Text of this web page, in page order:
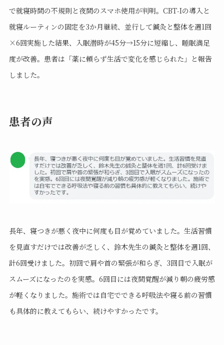
で就寝時間の不規則と夜間のスマホ使用が判明。CBT‑Iの導入と
就寝ルーティンの固定を3か月継続、並行して鍼灸と整体を週1回
×6回実施した結果、入眠潜時が45分→15分に短縮し、睡眠満足
度が改善。患者は「薬に頼らず生活で変化を感じられた」と報告
しました。
患者の声
長年、寝つきが悪く夜中に何度も目が覚めていました。生活習慣
を見直すだけでは改善が乏しく、鈴木先生の鍼灸と整体を週1回、
計6回受けました。初回で肩や首の緊張が和らぎ、3回目で入眠が
スムーズになったのを実感。6回目には夜間覚醒が減り朝の疲労感
が軽くなりました。施術では自宅でできる呼吸法や寝る前の習慣
も具体的に教えてもらい、続けやすかったです。